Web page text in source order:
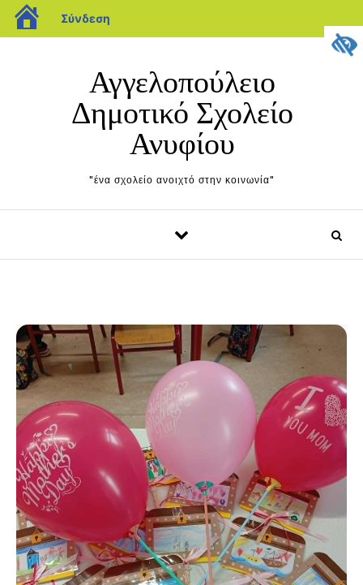
blogs.sch.gr
Σύνδεση
Αγγελοπούλειο
Δημοτικό Σχολείο
Ανυφίου
"ένα σχολείο ανοιχτό στην κοινωνία"